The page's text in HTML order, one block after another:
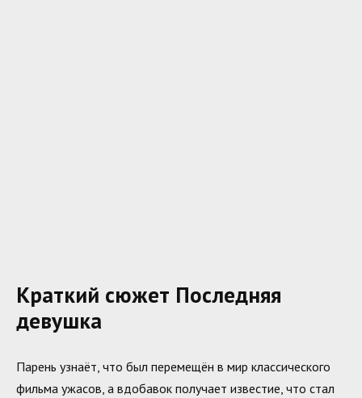
Краткий сюжет Последняя
девушка
Парень узнаёт, что был перемещён в мир классического
фильма ужасов, а вдобавок получает известие, что стал